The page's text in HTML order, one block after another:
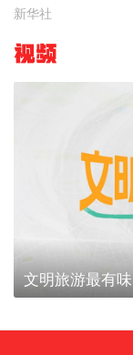
新华社
视频
文明旅游最有味